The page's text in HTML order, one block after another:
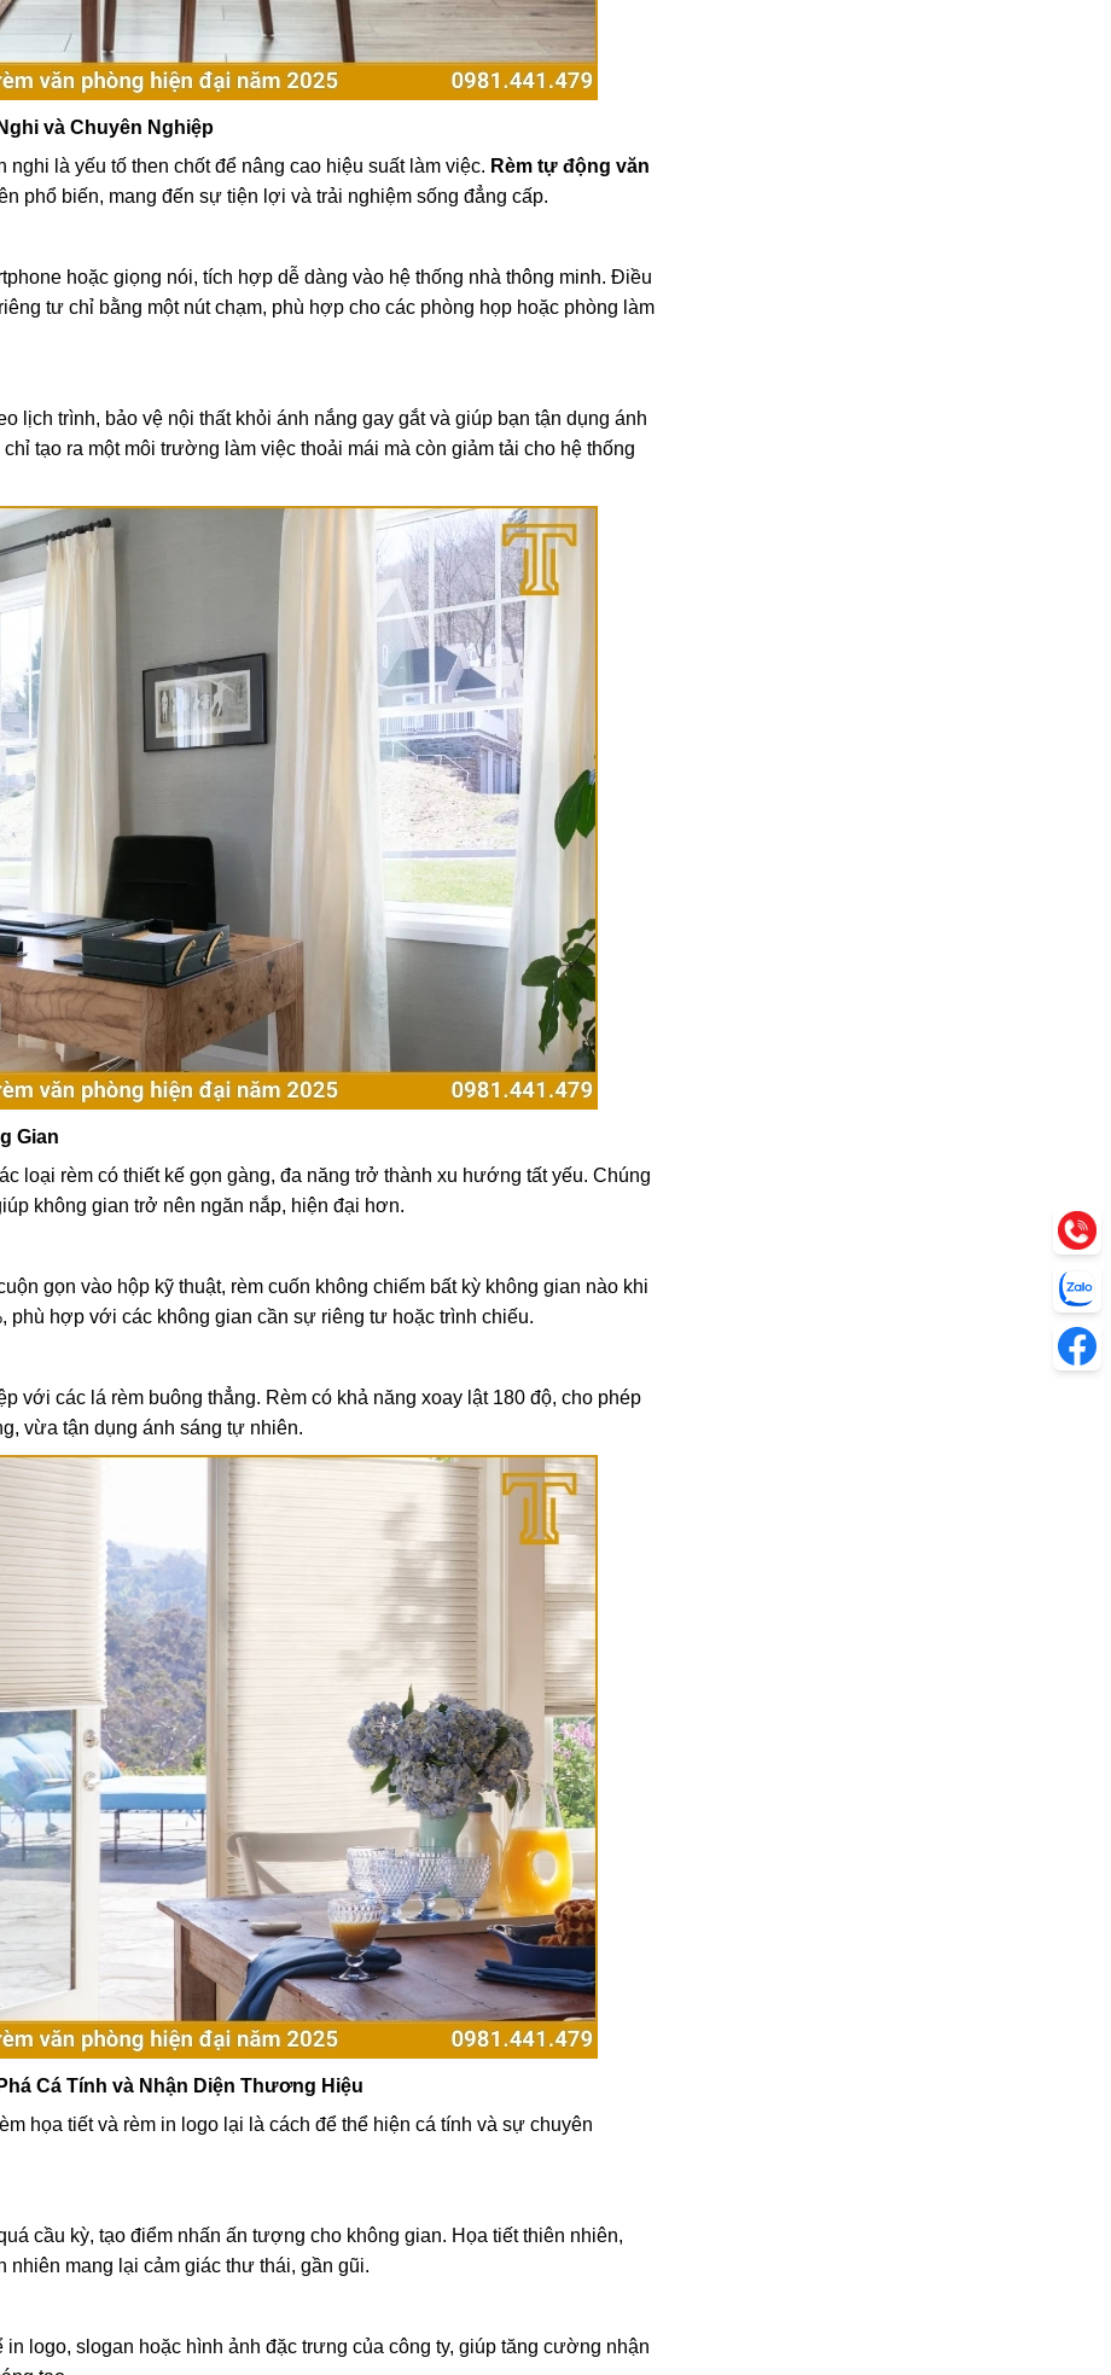
và Chuyên Nghiệp
là yếu tố then chốt để nâng cao hiệu suất làm việc. Rèm tự động văn
phổ biến, mang đến sự tiện lợi và trải nghiệm sống đẳng cấp.
hoặc giọng nói, tích hợp dễ dàng vào hệ thống nhà thông minh. Điều
tư chỉ bằng một nút chạm, phù hợp cho các phòng họp hoặc phòng làm
lịch trình, bảo vệ nội thất khỏi ánh nắng gay gắt và giúp bạn tận dụng ánh
tạo ra một môi trường làm việc thoải mái mà còn giảm tải cho hệ thống
Gian
loại rèm có thiết kế gọn gàng, đa năng trở thành xu hướng tất yếu. Chúng
không gian trở nên ngăn nắp, hiện đại hơn.
gọn vào hộp kỹ thuật, rèm cuốn không chiếm bất kỳ không gian nào khi
phù hợp với các không gian cần sự riêng tư hoặc trình chiếu.
với các lá rèm buông thẳng. Rèm có khả năng xoay lật 180 độ, cho phép
vừa tận dụng ánh sáng tự nhiên.
Cá Tính và Nhận Diện Thương Hiệu
họa tiết và rèm in logo lại là cách để thể hiện cá tính và sự chuyên
cầu kỳ, tạo điểm nhấn ấn tượng cho không gian. Họa tiết thiên nhiên,
mang lại cảm giác thư thái, gần gũi.
in logo, slogan hoặc hình ảnh đặc trưng của công ty, giúp tăng cường nhận